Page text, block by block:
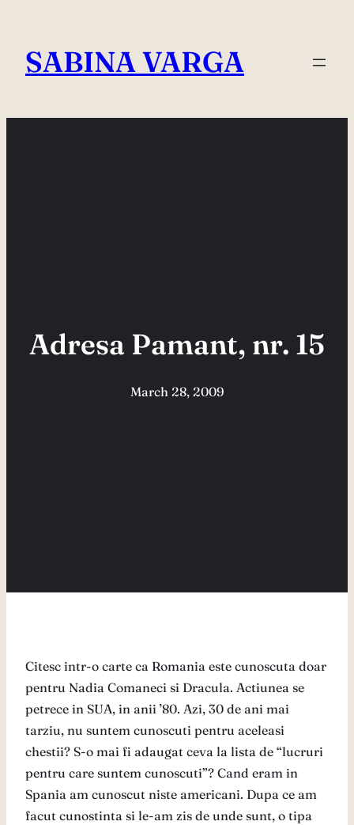
content
SABINA VARGA
Adresa Pamant, nr. 15
March 28, 2009
Citesc intr-o carte ca Romania este cunoscuta doar
pentru Nadia Comaneci si Dracula. Actiunea se
petrece in SUA, in anii ’80. Azi, 30 de ani mai
tarziu, nu suntem cunoscuti pentru aceleasi
chestii? S-o mai fi adaugat ceva la lista de “lucruri
pentru care suntem cunoscuti”? Cand eram in
Spania am cunoscut niste americani. Dupa ce am
facut cunostinta si le-am zis de unde sunt, o tipa